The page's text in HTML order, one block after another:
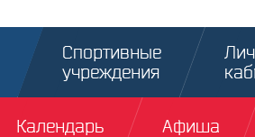
Спортивные
учреждения
Календарь Афиша